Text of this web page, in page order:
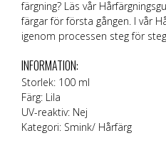
färgning? Läs vår
färgar för första gången. I vår
igenom processen steg för
INFORMATION:
Storlek: 100 ml
Färg: Lila
UV-reaktiv: Nej
Kategori: Smink/ Hårfärg